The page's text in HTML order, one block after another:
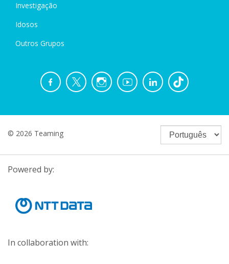
Investigação
Idosos
Outros Grupos
© 2026 Teaming
Powered by:
In collaboration with: